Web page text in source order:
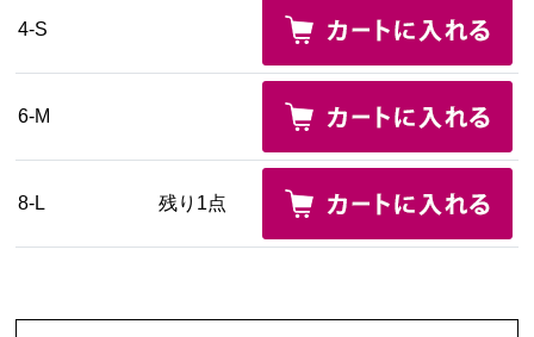
4-S
6-M
8-L 残り1点